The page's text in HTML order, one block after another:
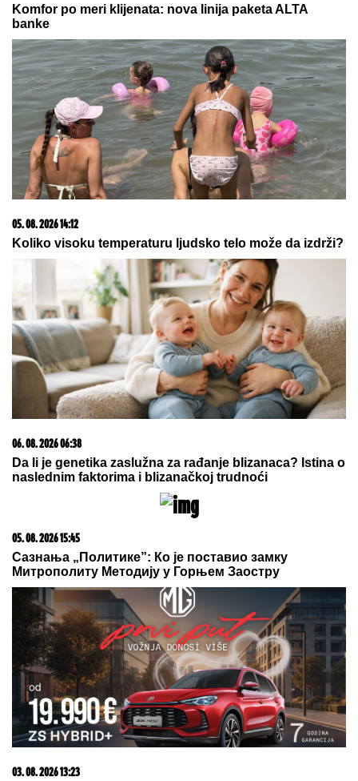
Komfor po meri klijenata: nova linija paketa ALTA
banke
05. 08. 2026 14:12
Koliko visoku temperaturu ljudsko telo može da izdrži?
06. 08. 2026 06:38
Da li je genetika zaslužna za rađanje blizanaca? Istina o
naslednim faktorima i blizanačkoj trudnoći
05. 08. 2026 15:45
Сазнања „Политике”: Ко је поставио замку
Митрополиту Методију у Горњем Заостру
03. 08. 2026 13:23